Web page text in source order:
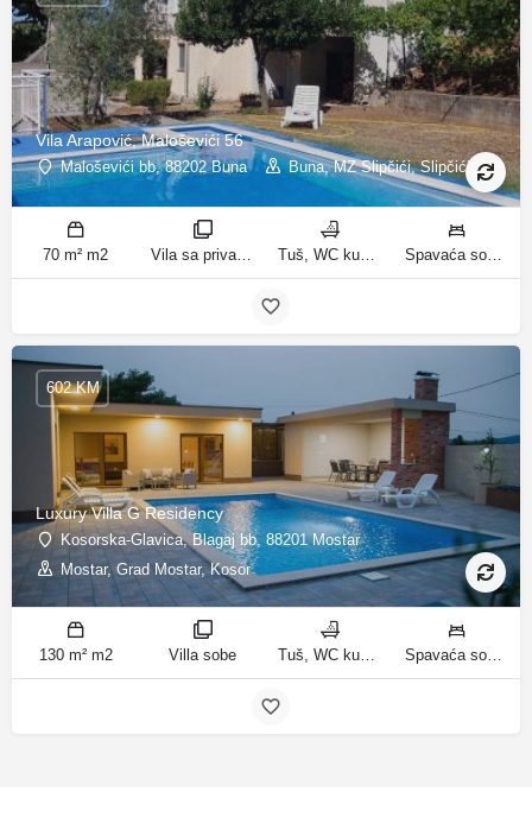
Vila Arapović, Maloševići 56
Maloševići bb, 88202 Buna Buna, MZ Slipčići, Slipčići
70 m² m2
Luxury Villa G Residency
Kosorska-Glavica, Blagaj bb, 88201 Mostar
Mostar, Grad Mostar, Kosor
602 KM
130 m² m2 Villa sobe